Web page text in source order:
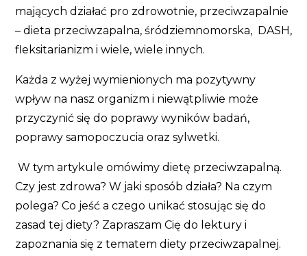
mających działać pro zdrowotnie, przeciwzapalnie
– dieta przeciwzapalna, śródziemnomorska, DASH,
fleksitarianizm i wiele, wiele innych.
Każda z wyżej wymienionych ma pozytywny
wpływ na nasz organizm i niewątpliwie może
przyczynić się do poprawy wyników badań,
poprawy samopoczucia oraz sylwetki.
W tym artykule omówimy dietę przeciwzapalną.
Czy jest zdrowa? W jaki sposób działa? Na czym
polega? Co jeść a czego unikać stosując się do
zasad tej diety? Zapraszam Cię do lektury i
zapoznania się z tematem diety przeciwzapalnej.